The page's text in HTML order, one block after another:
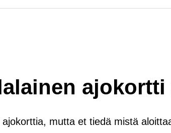
ajokortti
mutta et tiedä mistä